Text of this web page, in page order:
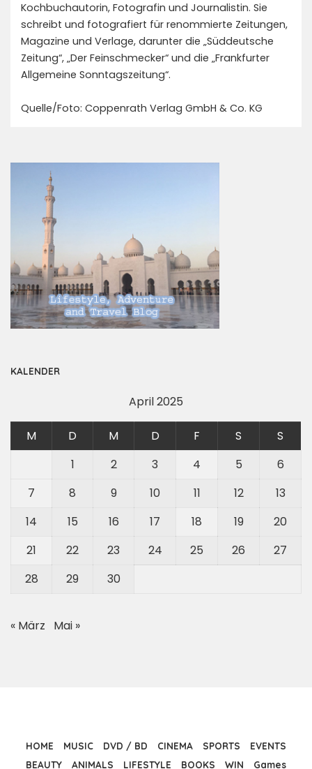
Kochbuchautorin, Fotografin und Journalistin. Sie
schreibt und fotografiert für renommierte Zeitungen,
Magazine und Verlage, darunter die „Süddeutsche
Zeitung“, „Der Feinschmecker“ und die „Frankfurter
Allgemeine Sonntagszeitung“.
Quelle/Foto: Coppenrath Verlag GmbH & Co. KG
KALENDER
April 2025
M D M D F S
S
1
2 3 4 5
6
7
8 9 10 11 12
13
14
15 16 17 18 19
20
21
22 23 24 25 26
27
28
29 30
« März Mai »
HOME MUSIC DVD / BD CINEMA SPORTS
EVENTS
BEAUTY
ANIMALS LIFESTYLE BOOKS WIN Games